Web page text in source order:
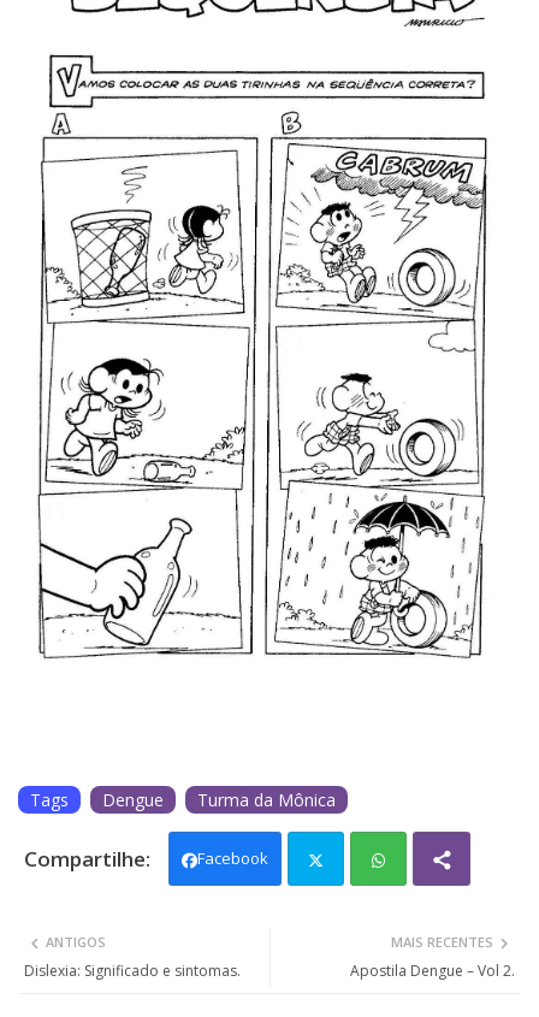
Tags Dengue Turma da Mônica
Facebook
ats
MAIS RECENTES
Apostila Dengue – Vol 2.
ANTIGOS
Dislexia: Significado e sintomas.